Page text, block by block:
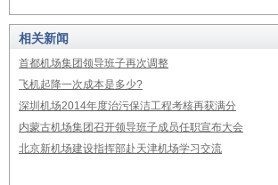
相关新闻
首都机场集团领导班子再次调整
飞机起降一次成本是多少?
深圳机场2014年度治污保洁工程考核再获满分
内蒙古机场集团召开领导班子成员任职宣布大会
北京新机场建设指挥部赴天津机场学习交流